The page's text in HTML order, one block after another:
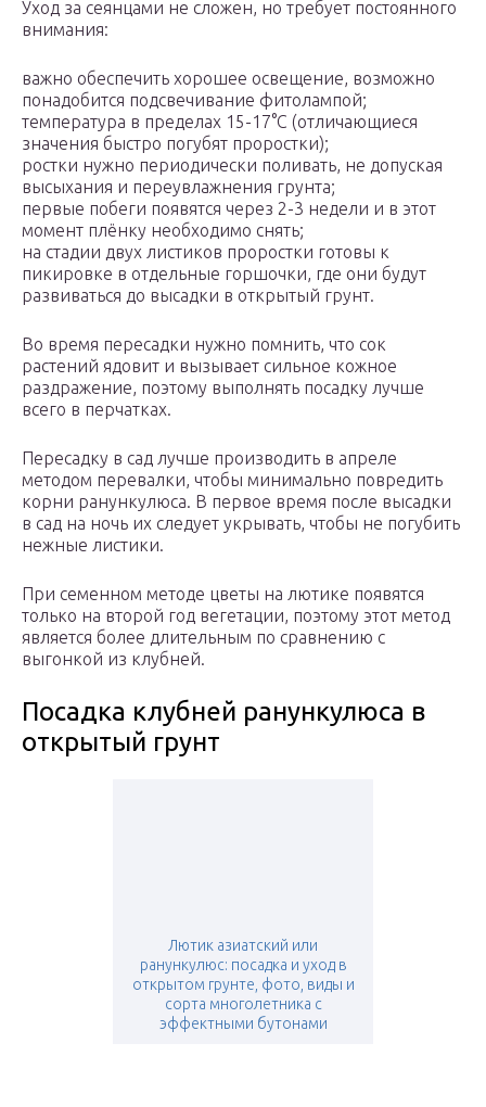
Уход за сеянцами не сложен, но требует постоянного
внимания:
важно обеспечить хорошее освещение, возможно
понадобится подсвечивание фитолампой;
температура в пределах 15-17°С (отличающиеся
значения быстро погубят проростки);
ростки нужно периодически поливать, не допуская
высыхания и переувлажнения грунта;
первые побеги появятся через 2-3 недели и в этот
момент плёнку необходимо снять;
на стадии двух листиков проростки готовы к
пикировке в отдельные горшочки, где они будут
развиваться до высадки в открытый грунт.
Во время пересадки нужно помнить, что сок
растений ядовит и вызывает сильное кожное
раздражение, поэтому выполнять посадку лучше
всего в перчатках.
Пересадку в сад лучше производить в апреле
методом перевалки, чтобы минимально повредить
корни ранункулюса. В первое время после высадки
в сад на ночь их следует укрывать, чтобы не погубить
нежные листики.
При семенном методе цветы на лютике появятся
только на второй год вегетации, поэтому этот метод
является более длительным по сравнению с
выгонкой из клубней.
Посадка клубней ранункулюса в
открытый грунт
Лютик азиатский или
ранункулюс: посадка и уход в
открытом грунте, фото, виды и
сорта многолетника с
эффектными бутонами